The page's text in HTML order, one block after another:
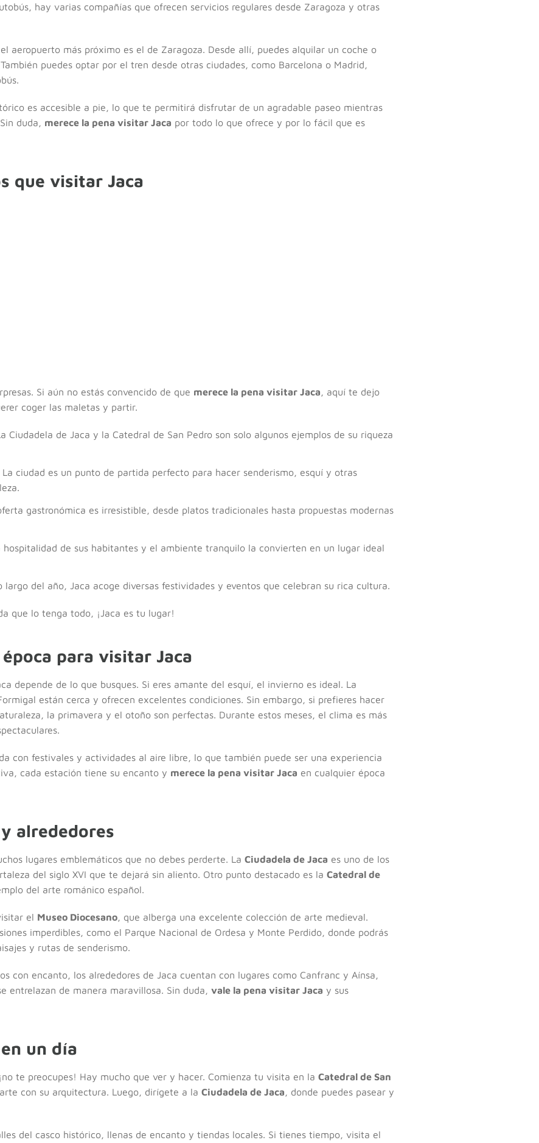
hay varias compañías que ofrecen servicios regulares desde Zaragoza y otras
aeropuerto más próximo es el de Zaragoza. Desde allí, puedes alquilar un coche o
puedes optar por el tren desde otras ciudades, como Barcelona o Madrid,
es accesible a pie, lo que te permitirá disfrutar de un agradable paseo mientras
duda, merece la pena visitar Jaca por todo lo que ofrece y por lo fácil que es
que visitar Jaca
Si aún no estás convencido de que merece la pena visitar Jaca, aquí te dejo
coger las maletas y partir.
Ciudadela de Jaca y la Catedral de San Pedro son solo algunos ejemplos de su riqueza
La ciudad es un punto de partida perfecto para hacer senderismo, esquí y otras
gastronómica es irresistible, desde platos tradicionales hasta propuestas modernas
hospitalidad de sus habitantes y el ambiente tranquilo la convierten en un lugar ideal
largo del año, Jaca acoge diversas festividades y eventos que celebran su rica cultura.
que lo tenga todo, ¡Jaca es tu lugar!
para visitar Jaca
depende de lo que busques. Si eres amante del esquí, el invierno es ideal. La
están cerca y ofrecen excelentes condiciones. Sin embargo, si prefieres hacer
la primavera y el otoño son perfectas. Durante estos meses, el clima es más
con festivales y actividades al aire libre, lo que también puede ser una experiencia
cada estación tiene su encanto y merece la pena visitar Jaca en cualquier época
alrededores
lugares emblemáticos que no debes perderte. La Ciudadela de Jaca es uno de los
del siglo XVI que te dejará sin aliento. Otro punto destacado es la Catedral de
del arte románico español.
el Museo Diocesano, que alberga una excelente colección de arte medieval.
imperdibles, como el Parque Nacional de Ordesa y Monte Perdido, donde podrás
y rutas de senderismo.
con encanto, los alrededores de Jaca cuentan con lugares como Canfranc y Aínsa,
entrelazan de manera maravillosa. Sin duda, vale la pena visitar Jaca y sus
un día
te preocupes! Hay mucho que ver y hacer. Comienza tu visita en la Catedral de San
con su arquitectura. Luego, dirígete a la Ciudadela de Jaca, donde puedes pasear y
del casco histórico, llenas de encanto y tiendas locales. Si tienes tiempo, visita el